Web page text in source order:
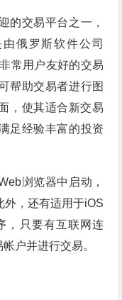
的交易平台之一，
俄罗斯软件公司
常用户友好的交易
帮助交易者进行图
，使其适合新交易
足经验丰富的投资
浏览器中启动，
外，还有适用于iOS
，只要有互联网连
户并进行交易。